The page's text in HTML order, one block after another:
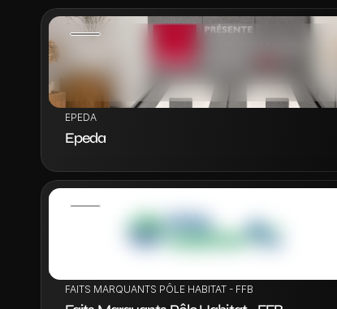
VOIR LE PROJET
EPEDA
Epeda
FAITS MARQUANTS PÔLE HABITAT - FFB